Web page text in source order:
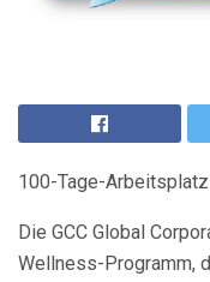
100-Tage-
Die GCC Global
Wellness-Programm,